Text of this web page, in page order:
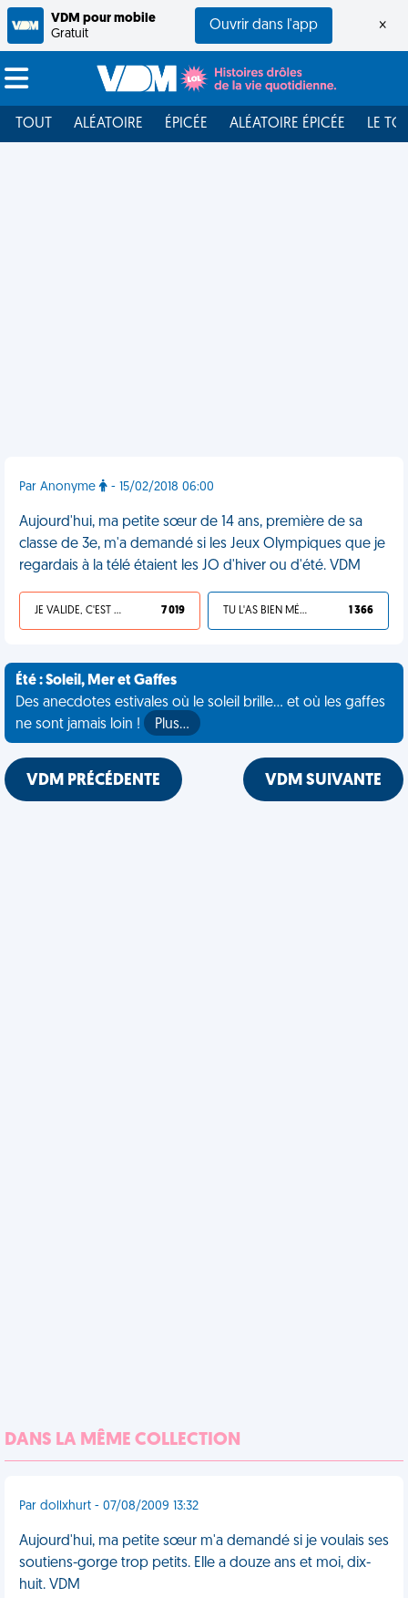
VDM pour mobile
Gratuit
Ouvrir dans l'app ×
TOUT ALÉATOIRE ÉPICÉE ALÉATOIRE ÉPICÉE LE
Par Anonyme - 15/02/2018 06:00
Aujourd'hui, ma petite sœur de 14 ans, première de sa
classe de 3e, m'a demandé si les Jeux Olympiques que je
regardais à la télé étaient les JO d'hiver ou d'été. VDM
JE VALIDE, C'EST UNE VDM 7 019 TU L'AS BIEN MÉRITÉ 1 366
Été : Soleil, Mer et Gaffes
Des anecdotes estivales où le soleil brille... et où les gaffes
ne sont jamais loin !
Plus…
VDM PRÉCÉDENTE VDM SUIVANTE
DANS LA MÊME COLLECTION
Par dollxhurt - 07/08/2009 13:32
Aujourd'hui, ma petite sœur m'a demandé si je voulais ses
soutiens-gorge trop petits. Elle a douze ans et moi, dix-
huit. VDM